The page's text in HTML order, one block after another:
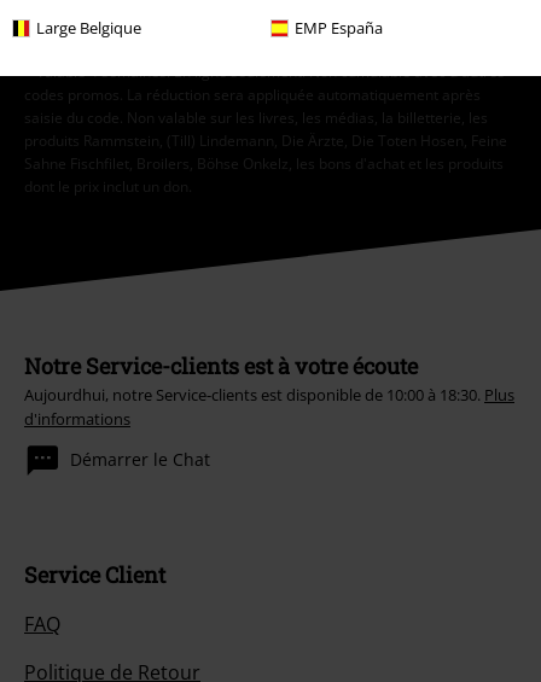
Large Belgique EMP España
S'abonner
* Valable 4 semaines. En ligne seulement. Non cumulable avec d'autres
codes promos. La réduction sera appliquée automatiquement après
saisie du code. Non valable sur les livres, les médias, la billetterie, les
produits Rammstein, (Till) Lindemann, Die Ärzte, Die Toten Hosen, Feine
Sahne Fischfilet, Broilers, Böhse Onkelz, les bons d'achat et les produits
dont le prix inclut un don.
Notre Service-clients est à votre écoute
Aujourdhui, notre Service-clients est disponible de 10:00 à 18:30. Plus
d'informations
Démarrer le Chat
Service Client
FAQ
Politique de Retour